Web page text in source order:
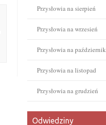
Przysłowia na sierpień
Przysłowia na wrzesień
Przysłowia na październik
Przysłowia na listopad
Przysłowia na grudzień
Odwiedziny